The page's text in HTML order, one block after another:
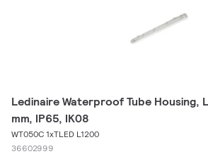
Ledinaire Waterproof Tube Housing,
mm, IP65, IK08
WT050C 1xTLED L1200
36602999